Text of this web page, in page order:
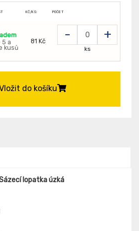
KČ/KS: POČET
5 a
kusů
81 Kč - +
ks
do košíku
lopatka úzká